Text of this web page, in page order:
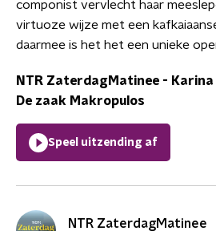
componist vervlecht haar
virtuoze wijze met een
daarmee is het het een unieke
NTR ZaterdagMatinee -
De zaak Makropulos
Speel uitzending af
NTR ZaterdagMatinee